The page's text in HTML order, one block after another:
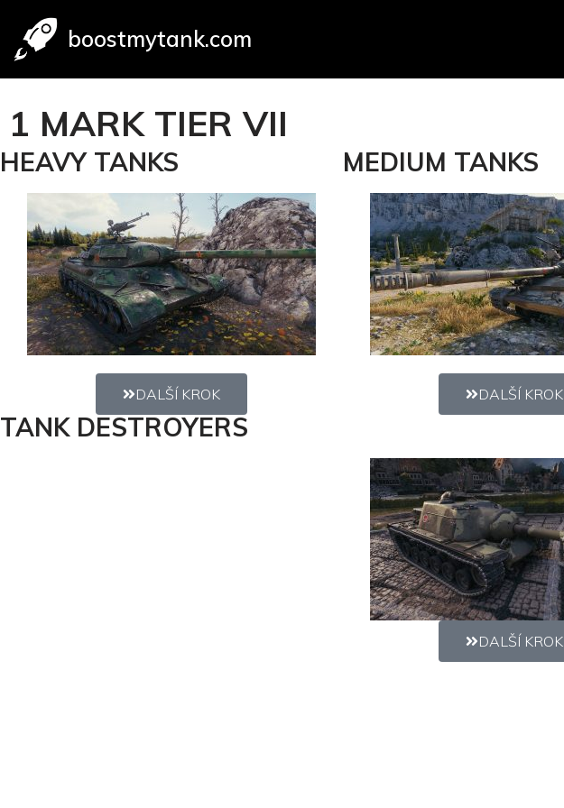
Přeskočitboostmytank.com
1 MARK TIER VII
HEAVY TANKS
DALŠÍ KROK
MEDIUM TANKS
DALŠÍ KROK
TANK DESTROYERS
DALŠÍ KROK